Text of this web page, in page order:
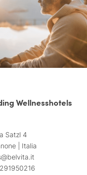
Wellnesshotels
Satzl 4
| Italia
belvita.it